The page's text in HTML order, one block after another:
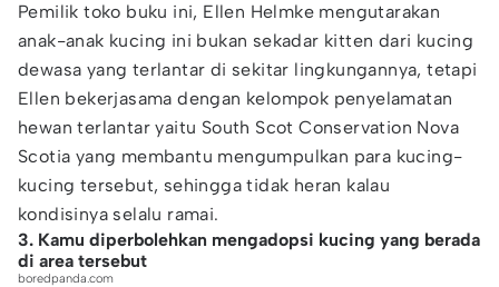
Pemilik toko buku ini, Ellen Helmke mengutarakan
anak-anak kucing ini bukan sekadar kitten dari kucing
dewasa yang terlantar di sekitar lingkungannya, tetapi
Ellen bekerjasama dengan kelompok penyelamatan
hewan terlantar yaitu South Scot Conservation Nova
Scotia yang membantu mengumpulkan para kucing-
kucing tersebut, sehingga tidak heran kalau
kondisinya selalu ramai.
3. Kamu diperbolehkan mengadopsi kucing yang berada
di area tersebut
boredpanda.com